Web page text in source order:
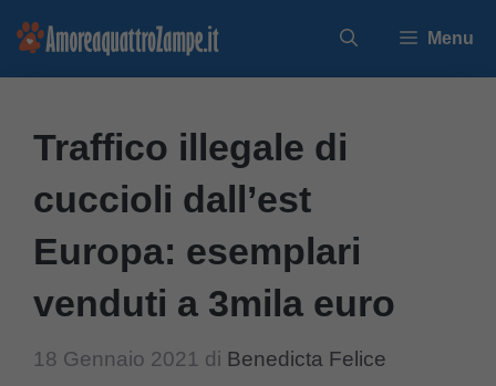
Vai
Menu
Traffico illegale di
cuccioli dall’est
Europa: esemplari
venduti a 3mila euro
18 Gennaio 2021 di Benedicta Felice